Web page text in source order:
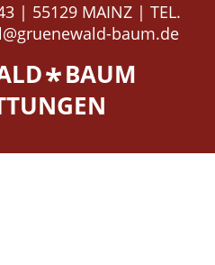
43 | 55129 MAINZ | TEL.
baum.de
*BAUM